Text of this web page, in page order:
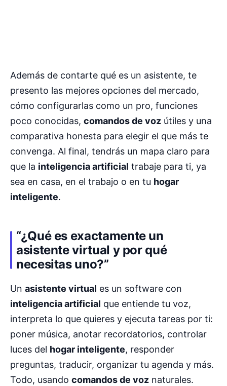
Además de contarte qué es un asistente, te
presento las mejores opciones del mercado,
cómo configurarlas como un pro, funciones
poco conocidas, comandos de voz útiles y una
comparativa honesta para elegir el que más te
convenga. Al final, tendrás un mapa claro para
que la inteligencia artificial trabaje para ti, ya
sea en casa, en el trabajo o en tu hogar
inteligente.
“¿Qué es exactamente un
asistente virtual y por qué
necesitas uno?”
Un asistente virtual es un software con
inteligencia artificial que entiende tu voz,
interpreta lo que quieres y ejecuta tareas por ti:
poner música, anotar recordatorios, controlar
luces del hogar inteligente, responder
preguntas, traducir, organizar tu agenda y más.
Todo, usando comandos de voz naturales.